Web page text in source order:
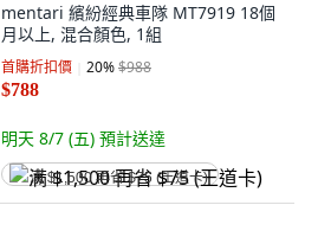
mentari 繽紛經典車隊 MT7919 18個
月以上, 混合顏色, 1組
首購折扣價 20%$988
$788
明天 8/7 (五) 預計送達
满 $1,500 再省 $75 (王道卡)